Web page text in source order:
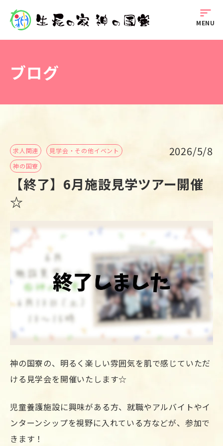
sort
MENU
ブログ
求人関連
見学会・その他イベント
神の国寮
2026/5/8
【終了】6月施設見学ツアー開催
☆
神の国寮の、明るく楽しい雰囲気を肌で感じていただ
ける見学会を開催いたします☆
児童養護施設に興味がある方、就職やアルバイトやイ
ンターンシップを視野に入れている方などが、参加で
きます！